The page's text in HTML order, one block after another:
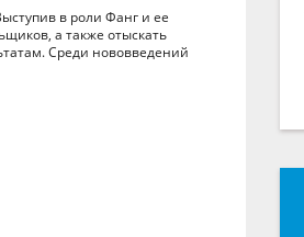
в роли Фанг и ее
а также отыскать
Среди нововведений